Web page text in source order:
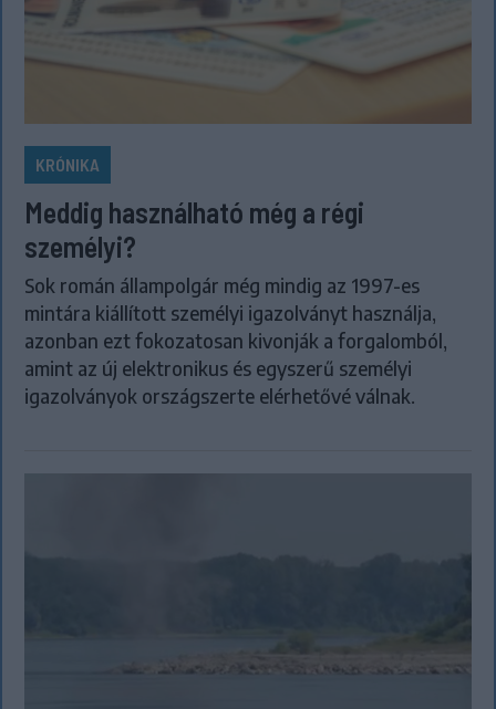
KRÓNIKA
Meddig használható még a régi
személyi?
Sok román állampolgár még mindig az 1997-es
mintára kiállított személyi igazolványt használja,
azonban ezt fokozatosan kivonják a forgalomból,
amint az új elektronikus és egyszerű személyi
igazolványok országszerte elérhetővé válnak.